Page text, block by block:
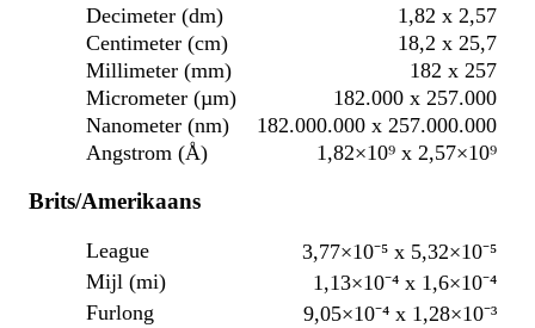
Decimeter (dm)
1,82 x 2,57
Centimeter (cm)
18,2 x 25,7
Millimeter (mm)
182 x 257
Micrometer (µm)
182.000 x 257.000
Nanometer (nm)
182.000.000 x 257.000.000
Angstrom (Å)
1,82×10⁹ x 2,57×10⁹
Brits/Amerikaans
League
3,77×10⁻⁵ x 5,32×10⁻⁵
Mijl (mi)
1,13×10⁻⁴ x 1,6×10⁻⁴
Furlong
9,05×10⁻⁴ x 1,28×10⁻³